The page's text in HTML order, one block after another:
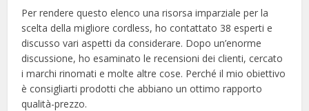
Per rendere questo elenco una risorsa imparziale per la
scelta della migliore cordless, ​​ho contattato 38 esperti e
discusso vari aspetti da considerare. Dopo un’enorme
discussione, ho esaminato le recensioni dei clienti, cercato
i marchi rinomati e molte altre cose. Perché il mio obiettivo
è consigliarti prodotti che abbiano un ottimo rapporto
qualità-prezzo.